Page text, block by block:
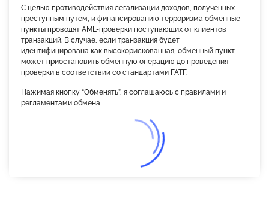
С целью противодействия легализации доходов, полученных
преступным путем, и финансированию терроризма обменные
пункты проводят AML-проверки поступающих от клиентов
транзакций. В случае, если транзакция будет
идентифицирована как высокорискованная, обменный пункт
может приостановить обменную операцию до проведения
проверки в соответствии со стандартами FATF.
Нажимая кнопку “Обменять”, я соглашаюсь с правилами и
регламентами обмена